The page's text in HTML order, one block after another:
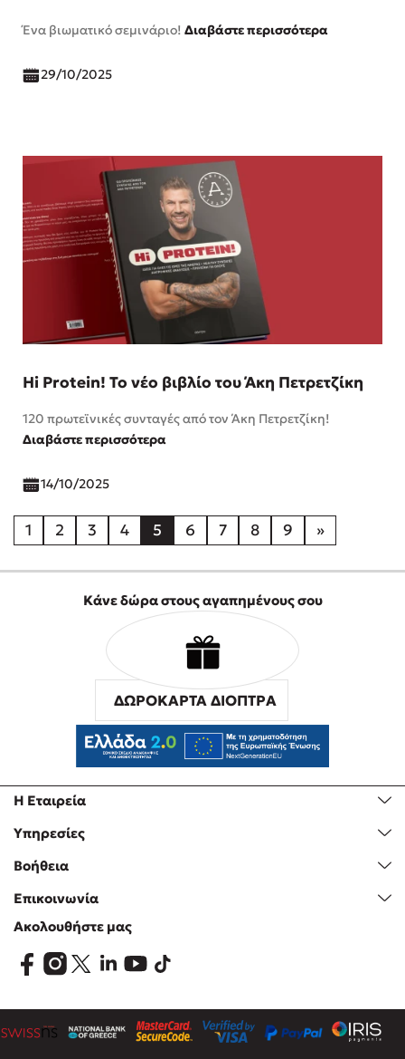
Ένα βιωματικό σεμινάριο! Διαβάστε περισσότερα
29/10/2025
Hi Protein! Το νέο βιβλίο του Άκη Πετρετζίκη
120 πρωτεϊνικές συνταγές από τον Άκη Πετρετζίκη!
Διαβάστε περισσότερα
14/10/2025
1 2 3 4 5 6 7 8 9 »
Η Εταιρεία
Υπηρεσίες
Βοήθεια
Επικοινωνία
Κάνε δώρα στους αγαπημένους σου
ΔΩΡΟΚΑΡΤΑ ΔΙΟΠΤΡΑ
Ακολουθήστε μας